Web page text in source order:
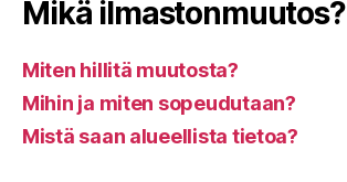
Mikä ilmastonmuutos?
Miten hillitä muutosta?
Mihin ja miten sopeudutaan?
Mistä saan alueellista tietoa?